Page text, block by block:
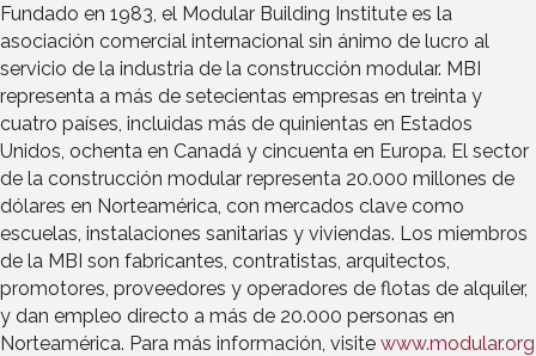
Fundado en 1983, el Modular Building Institute es la
asociación comercial internacional sin ánimo de lucro al
servicio de la industria de la construcción modular. MBI
representa a más de setecientas empresas en treinta y
cuatro países, incluidas más de quinientas en Estados
Unidos, ochenta en Canadá y cincuenta en Europa. El sector
de la construcción modular representa 20.000 millones de
dólares en Norteamérica, con mercados clave como
escuelas, instalaciones sanitarias y viviendas. Los miembros
de la MBI son fabricantes, contratistas, arquitectos,
promotores, proveedores y operadores de flotas de alquiler,
y dan empleo directo a más de 20.000 personas en
Norteamérica. Para más información, visite www.modular.org